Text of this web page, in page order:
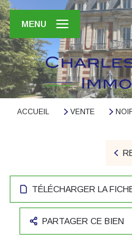
MENU
ACCUEIL VENTE
TÉLÉCHARGER LA
PARTAGER CE BIEN